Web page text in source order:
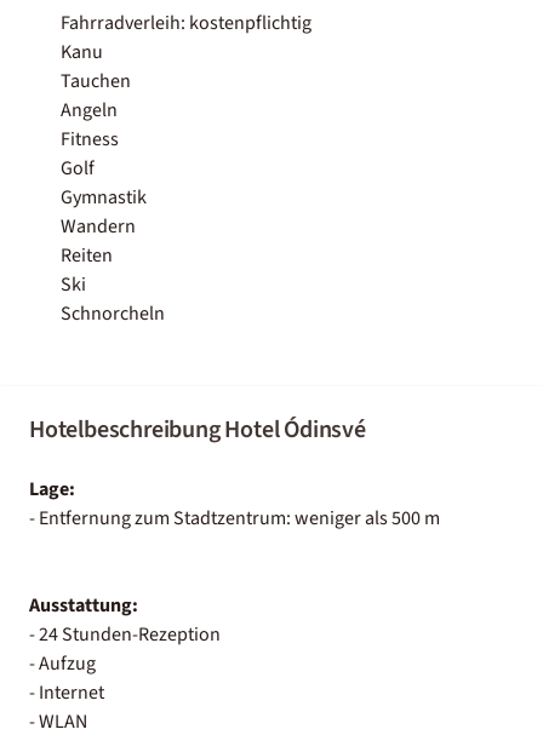
Fahrradverleih: kostenpflichtig
Kanu
Tauchen
Angeln
Fitness
Golf
Gymnastik
Wandern
Reiten
Ski
Schnorcheln
Hotelbeschreibung Hotel Ódinsvé
Lage:
- Entfernung zum Stadtzentrum: weniger als 500 m
Ausstattung:
- 24 Stunden-Rezeption
- Aufzug
- Internet
- WLAN